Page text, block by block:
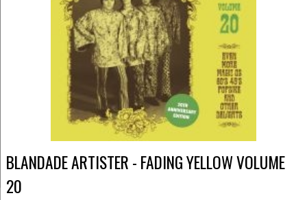
BLANDADE ARTISTER - FADING YELLOW VOLUME
20